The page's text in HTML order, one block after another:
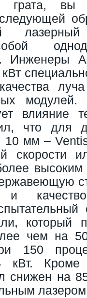
грата, вы
модулей.
влияние
что для
мм –
скорости
высоким
и
который
чем на
150
кВт.
снижен на